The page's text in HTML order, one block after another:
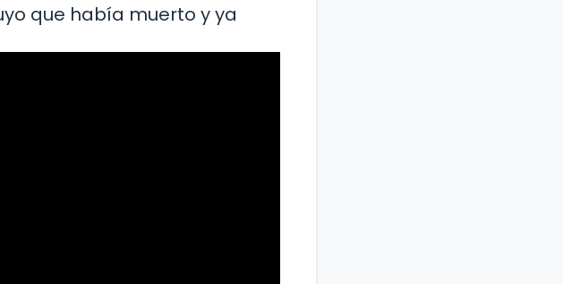
que había muerto y ya